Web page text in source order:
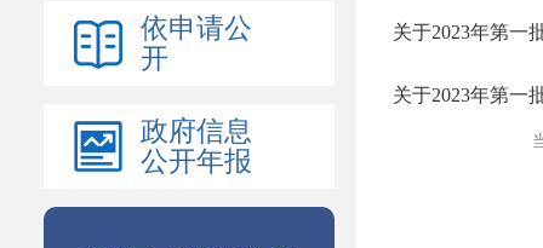
依申请公
开
政府信息
公开年报